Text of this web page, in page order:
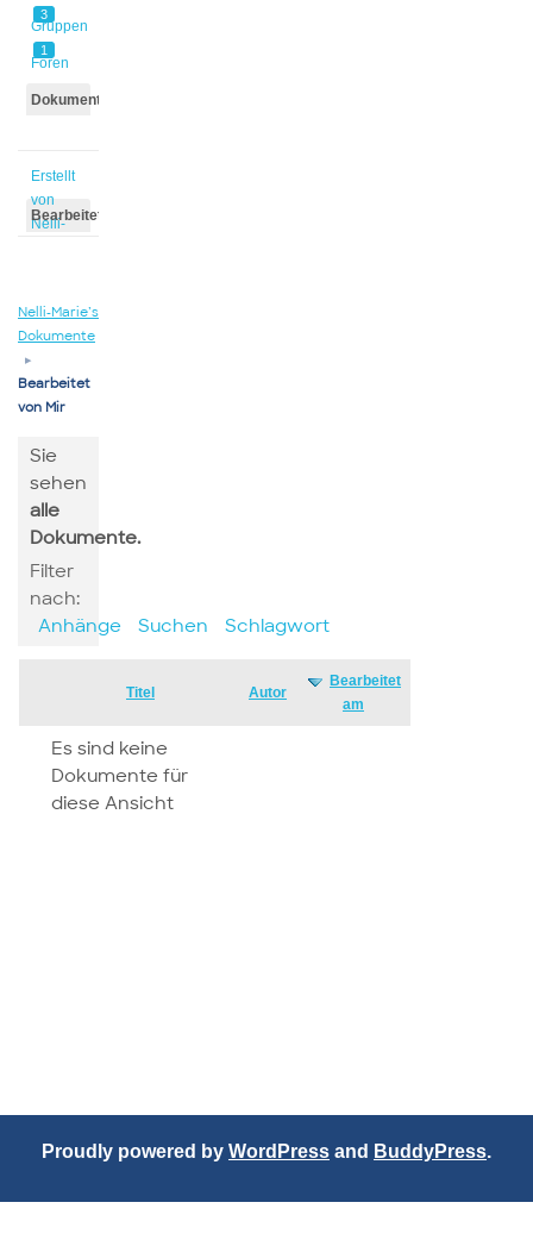
3
Gruppen
1
Foren
Dokumente
Erstellt
von
Nelli-
Bearbeitet
Nelli-Marie’s
Dokumente
▸
Bearbeitet
von Mir
Sie
sehen
alle
Dokumente.
Filter
nach:
Anhänge
Suchen Schlagwort
Titel Autor
Bearbeitet
am
Es sind keine
Dokumente für
diese Ansicht
Proudly powered by WordPress and BuddyPress.